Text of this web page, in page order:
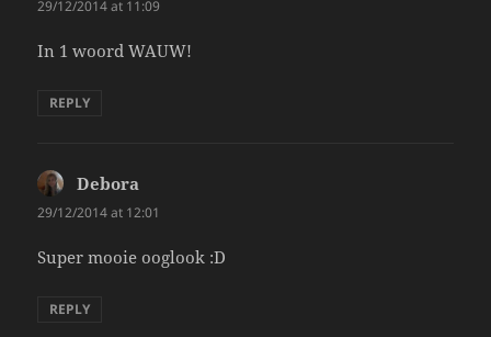
29/12/2014 at 11:09
In 1 woord WAUW!
REPLY
Debora
29/12/2014 at 12:01
Super mooie ooglook :D
REPLY